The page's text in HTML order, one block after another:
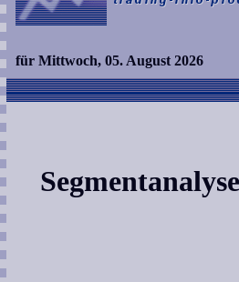
für Mittwoch, 05. August 2026